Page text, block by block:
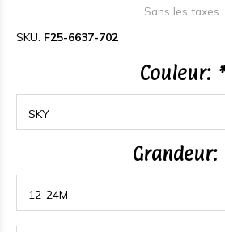
Sans les taxes
SKU: F25-6637-702
Couleur: *
Grandeur: